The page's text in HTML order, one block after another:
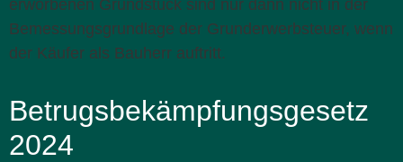
erworbenen Grundstück sind nur dann nicht in der
Bemessungsgrundlage der Grunderwerbsteuer, wenn
der Käufer als Bauherr auftritt.
Betrugsbekämpfungsgesetz
2024